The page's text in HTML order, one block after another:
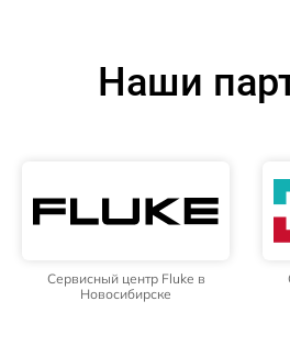
Наши
Сервисный центр Fluke в
Новосибирске